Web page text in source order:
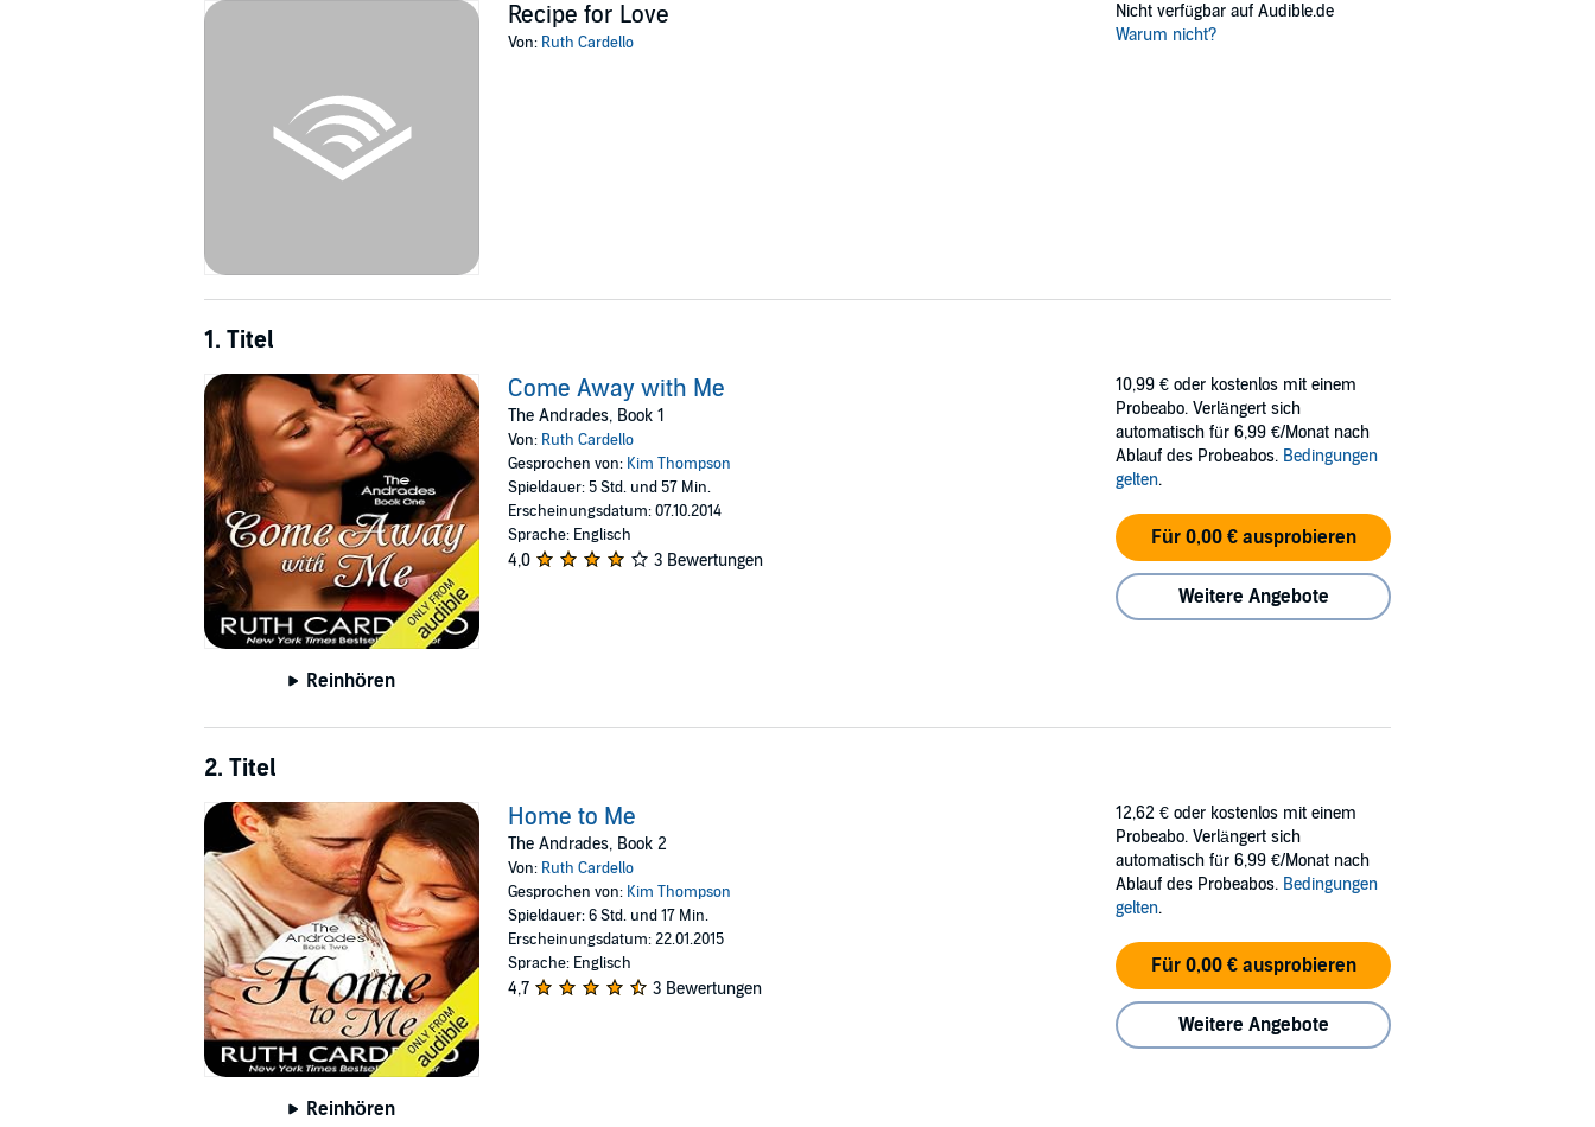
Recipe for Love
Von: Ruth Cardello
Nicht verfügbar auf Audible.de
Warum nicht?
1. Titel
Reinhören
Come Away with Me
The Andrades, Book 1
Von: Ruth Cardello
Gesprochen von: Kim Thompson
Spieldauer: 5 Std. und 57 Min.
Erscheinungsdatum: 07.10.2014
Sprache: Englisch
4,0 3 Bewertungen
10,99 € oder kostenlos mit einem
Probeabo. Verlängert sich
automatisch für 6,99 €/Monat nach
Ablauf des Probeabos. Bedingungen
gelten.
Für 0,00 € ausprobieren
Weitere Angebote
2. Titel
Reinhören
Home to Me
The Andrades, Book 2
Von: Ruth Cardello
Gesprochen von: Kim Thompson
Spieldauer: 6 Std. und 17 Min.
Erscheinungsdatum: 22.01.2015
Sprache: Englisch
4,7 3 Bewertungen
12,62 € oder kostenlos mit einem
Probeabo. Verlängert sich
automatisch für 6,99 €/Monat nach
Ablauf des Probeabos. Bedingungen
gelten.
Für 0,00 € ausprobieren
Weitere Angebote